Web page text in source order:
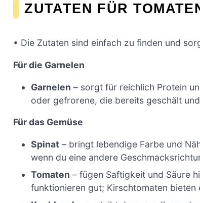
ZUTATEN FÜR
• Die Zutaten sind einfach zu finden und
Für die Garnelen
Garnelen – sorgt für reichlich Protein
oder gefrorene, die bereits geschält
Für das Gemüse
Spinat – bringt lebendige Farbe und
wenn du eine andere
Tomaten – fügen Saftigkeit und Säure
funktionieren gut; Kirschtomaten bieten